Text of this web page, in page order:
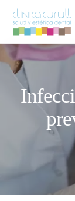
content